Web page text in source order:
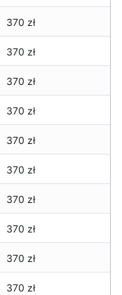
370 zł
370 zł
370 zł
370 zł
370 zł
370 zł
370 zł
370 zł
370 zł
370 zł